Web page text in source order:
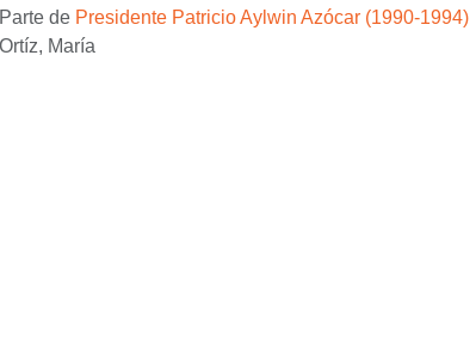
Parte de Presidente Patricio Aylwin Azócar (1990-1994)
Ortíz, María